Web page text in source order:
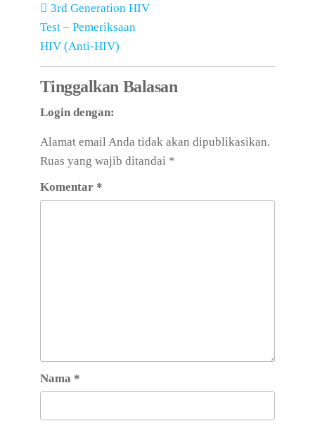
3rd Generation HIV
Test – Pemeriksaan
HIV (Anti-HIV)
Tinggalkan Balasan
Login dengan:
Alamat email Anda tidak akan dipublikasikan.
Ruas yang wajib ditandai *
Komentar *
Nama *